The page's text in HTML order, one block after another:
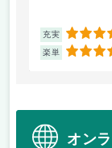
充実 4
楽単 3.5
オン